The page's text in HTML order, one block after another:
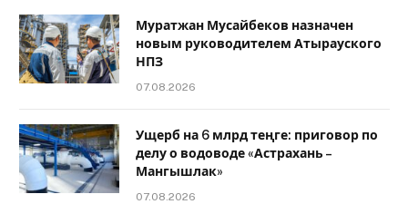
Муратжан Мусайбеков назначен
новым руководителем Атырауского
НПЗ
07.08.2026
Ущерб на 6 млрд теңге: приговор по
делу о водоводе «Астрахань –
Мангышлак»
07.08.2026